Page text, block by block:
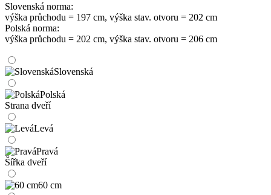
Slovenská norma:
výška průchodu = 197 cm, výška stav. otvoru = 202 cm
Polská norma:
výška průchodu = 202 cm, výška stav. otvoru = 206 cm
Slovenská
Polská
Strana dveří
Levá
Pravá
Šířka dveří
60 cm